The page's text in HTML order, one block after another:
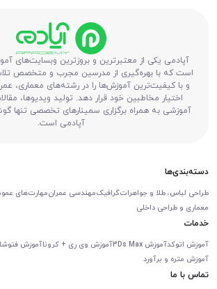
آپادمی یکی از معتبرترین و بروزترین وبسایت‌های
است که با بهره‌گیری از مدرسین مجرب و متخصص
و با کیفیت‌ترین آموزش‌ها را در رشته‌های معماری،
اختیار مخاطبین خود قرار دهد. تولید ویدیوها،
آموزشی به همراه برگزاری سمینارهای تخصصی تنها
آپادمی است.
دسته‌بندی‌ها
طراحی لباس، طلا و جواهراتگرافیکمهندسی عمرانمهارت‌های
معماری و طراحی داخلی
خدمات
آموزش اتوکدآموزش 3Ds Max آموزش وی ری + کروناآموزش
آموزش متره و برآورد
تماس با ما